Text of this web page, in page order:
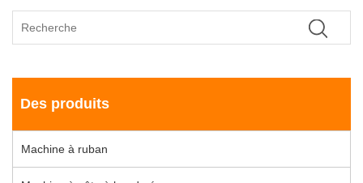
Des produits
Machine à ruban